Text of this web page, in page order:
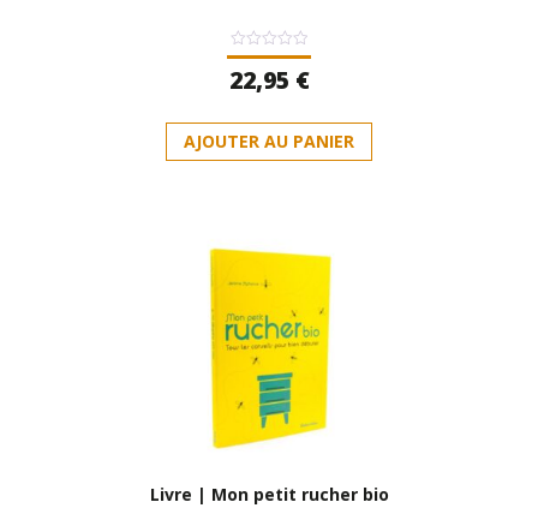
Note
0
sur
22,95 €
AJOUTER AU PANIER
Livre | Mon petit rucher bio